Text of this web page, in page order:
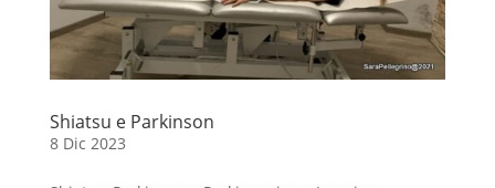
Shiatsu e Parkinson
8 Dic 2023